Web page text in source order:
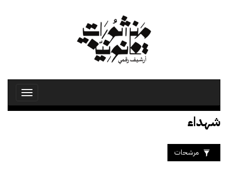
Toggle
شهداء
مرشحات